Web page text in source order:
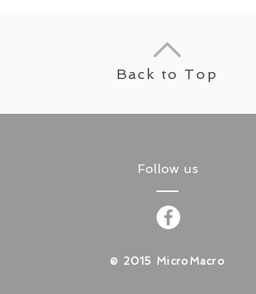
Back to Top
Follow us
​© 2015 MicroMacro